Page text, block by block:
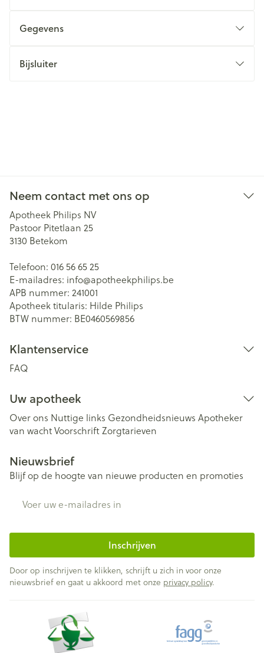
Gegevens
Bijsluiter
Neem contact met ons op
Apotheek Philips NV
Pastoor Pitetlaan 25
3130 Betekom
Telefoon: 016 56 65 25
E-mailadres: info@apotheekphilips.be
APB nummer: 241001
Apotheek titularis: Hilde Philips
BTW nummer: BE0460569856
Klantenservice
FAQ
Uw apotheek
Over ons Nuttige links Gezondheidsnieuws Apotheker
van wachtVoorschriftZorgtarieven
Nieuwsbrief
Blijf op de hoogte van nieuwe producten en promoties
Inschrijven
Door op inschrijven te klikken, schrijft u zich in voor onze
nieuwsbrief en gaat u akkoord met onze privacy policy.